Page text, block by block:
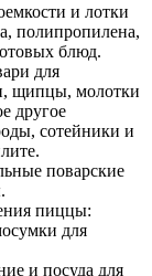
и лотки
полипропилена,
блюд.
для
щипцы, молотки
другое
сотейники и
поварские
пиццы:
для
и посуда для